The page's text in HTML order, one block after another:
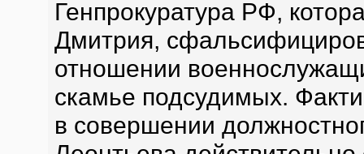
Генпрокуратура РФ,
Дмитрия,
отношении
скамье подсудимых.
в совершении